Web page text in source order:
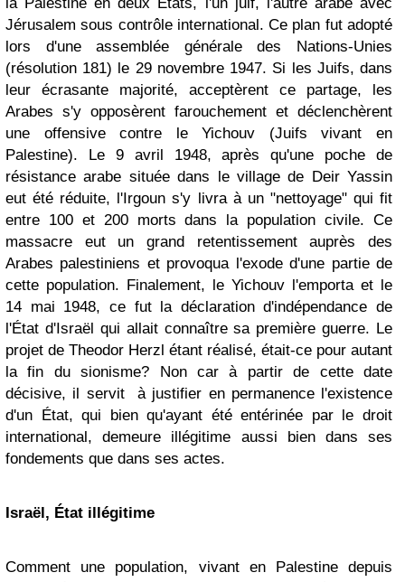
Jérusalem sous contrôle international. Ce plan fut adopté
lors d'une assemblée générale des Nations-Unies
(résolution 181) le 29 novembre 1947. Si les Juifs, dans
leur écrasante majorité, acceptèrent ce partage, les
Arabes s'y opposèrent farouchement et déclenchèrent
une offensive contre le Yichouv (Juifs vivant en
Palestine). Le 9 avril 1948, après qu'une poche de
résistance arabe située dans le village de Deir Yassin
eut été réduite, l'Irgoun s'y livra à un "nettoyage" qui fit
entre 100 et 200 morts dans la population civile. Ce
massacre eut un grand retentissement auprès des
Arabes palestiniens et provoqua l'exode d'une partie de
cette population. Finalement, le Yichouv l'emporta et le
14 mai 1948, ce fut la déclaration d'indépendance de
l'État d'Israël qui allait connaître sa première guerre. Le
projet de Theodor Herzl étant réalisé, était-ce pour autant
la fin du sionisme? Non car à partir de cette date
décisive, il servit à justifier en permanence l'existence
d'un État, qui bien qu'ayant été entérinée par le droit
international, demeure illégitime aussi bien dans ses
fondements que dans ses actes.
Israël, État illégitime
Comment une population, vivant en Palestine depuis